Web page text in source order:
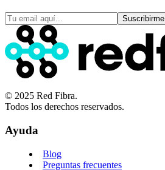
Suscribirme
© 2025 Red Fibra.
Todos los derechos reservados.
Ayuda
Blog
Preguntas frecuentes